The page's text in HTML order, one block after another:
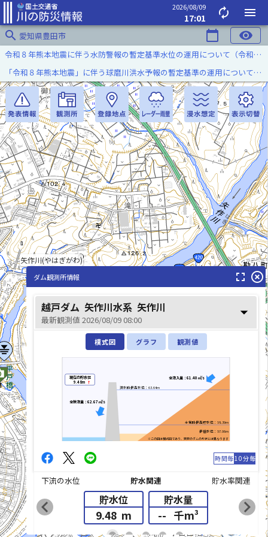
2026/08/09
17:01 autorenew
menu
search 愛知県豊田市 calendar_today visibility
矢作川(やはぎがわ)
令和８年熊本地震に伴う水防警報の暫定基準水位の運用について（令和８年８月７日）
「令和８年熊本地震」に伴う球磨川洪水予報の暫定基準の運用について（令和８年８月５日）
list_alt
ダム観測所情報 fullscreen highlight_off
越戸ダム 矢作川水系 矢作川
最新観測値 2026/08/09 08:00 arrow_drop_down
模式図 グラフ 観測値
※この図は模式図であり、実際のダムの形状とは異なります
洪水時最高水位：63.64m
平常時最高貯水位：58.39m
最低水位：57.06m
現在の貯水位
9.48m
↑
全流入量：61.40㎥/s
全放流量：62.67㎥/s
時間毎10分毎
下流の水位 貯水関連 貯水率関連
貯水位
9.48 m
貯水量
-- 千m³
chevron_left chevron_right